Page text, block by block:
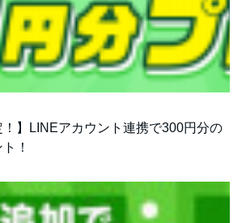
！】LINEアカウント連携で300円分の
！